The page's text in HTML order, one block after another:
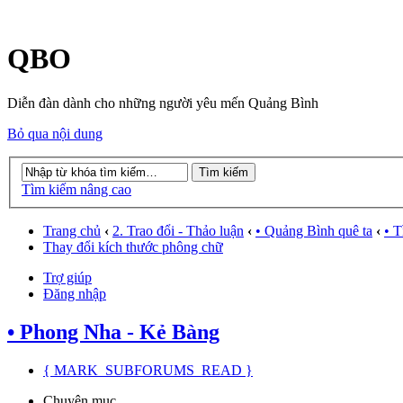
QBO
Diễn đàn dành cho những người yêu mến Quảng Bình
Bỏ qua nội dung
Tìm kiếm nâng cao
Trang chủ ‹ 2. Trao đổi - Thảo luận ‹ • Quảng Bình quê ta ‹ •
Thay đổi kích thước phông chữ
Trợ giúp
Đăng nhập
• Phong Nha - Kẻ Bàng
{ MARK_SUBFORUMS_READ }